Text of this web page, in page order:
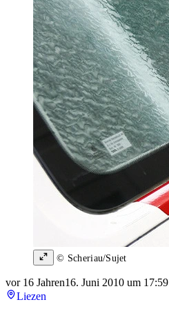
© Scheriau/Sujet
vor 16 Jahren16. Juni 2010 um 17:59
Liezen